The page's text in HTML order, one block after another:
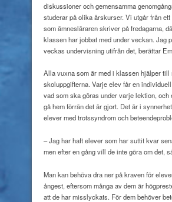
diskussioner och gemensamma
studerar på olika årskurser. Vi utgår från
som ämnesläraren skriver på fredagarna,
klassen har jobbat med under veckan. Jag
veckas undervisning utifrån det, berättar
Alla vuxna som är med i klassen hjälper till
skoluppgifterna. Varje elev får en
vad som ska göras under varje lektion, och
gå hem förrän det är gjort. Det är i
elever med trotssyndrom och
– Jag har haft elever som har suttit kvar
men efter en gång vill de inte göra om det,
Man kan behöva dra ner på kraven för
ångest, eftersom många av dem är
att de har misslyckats. För dem behöver